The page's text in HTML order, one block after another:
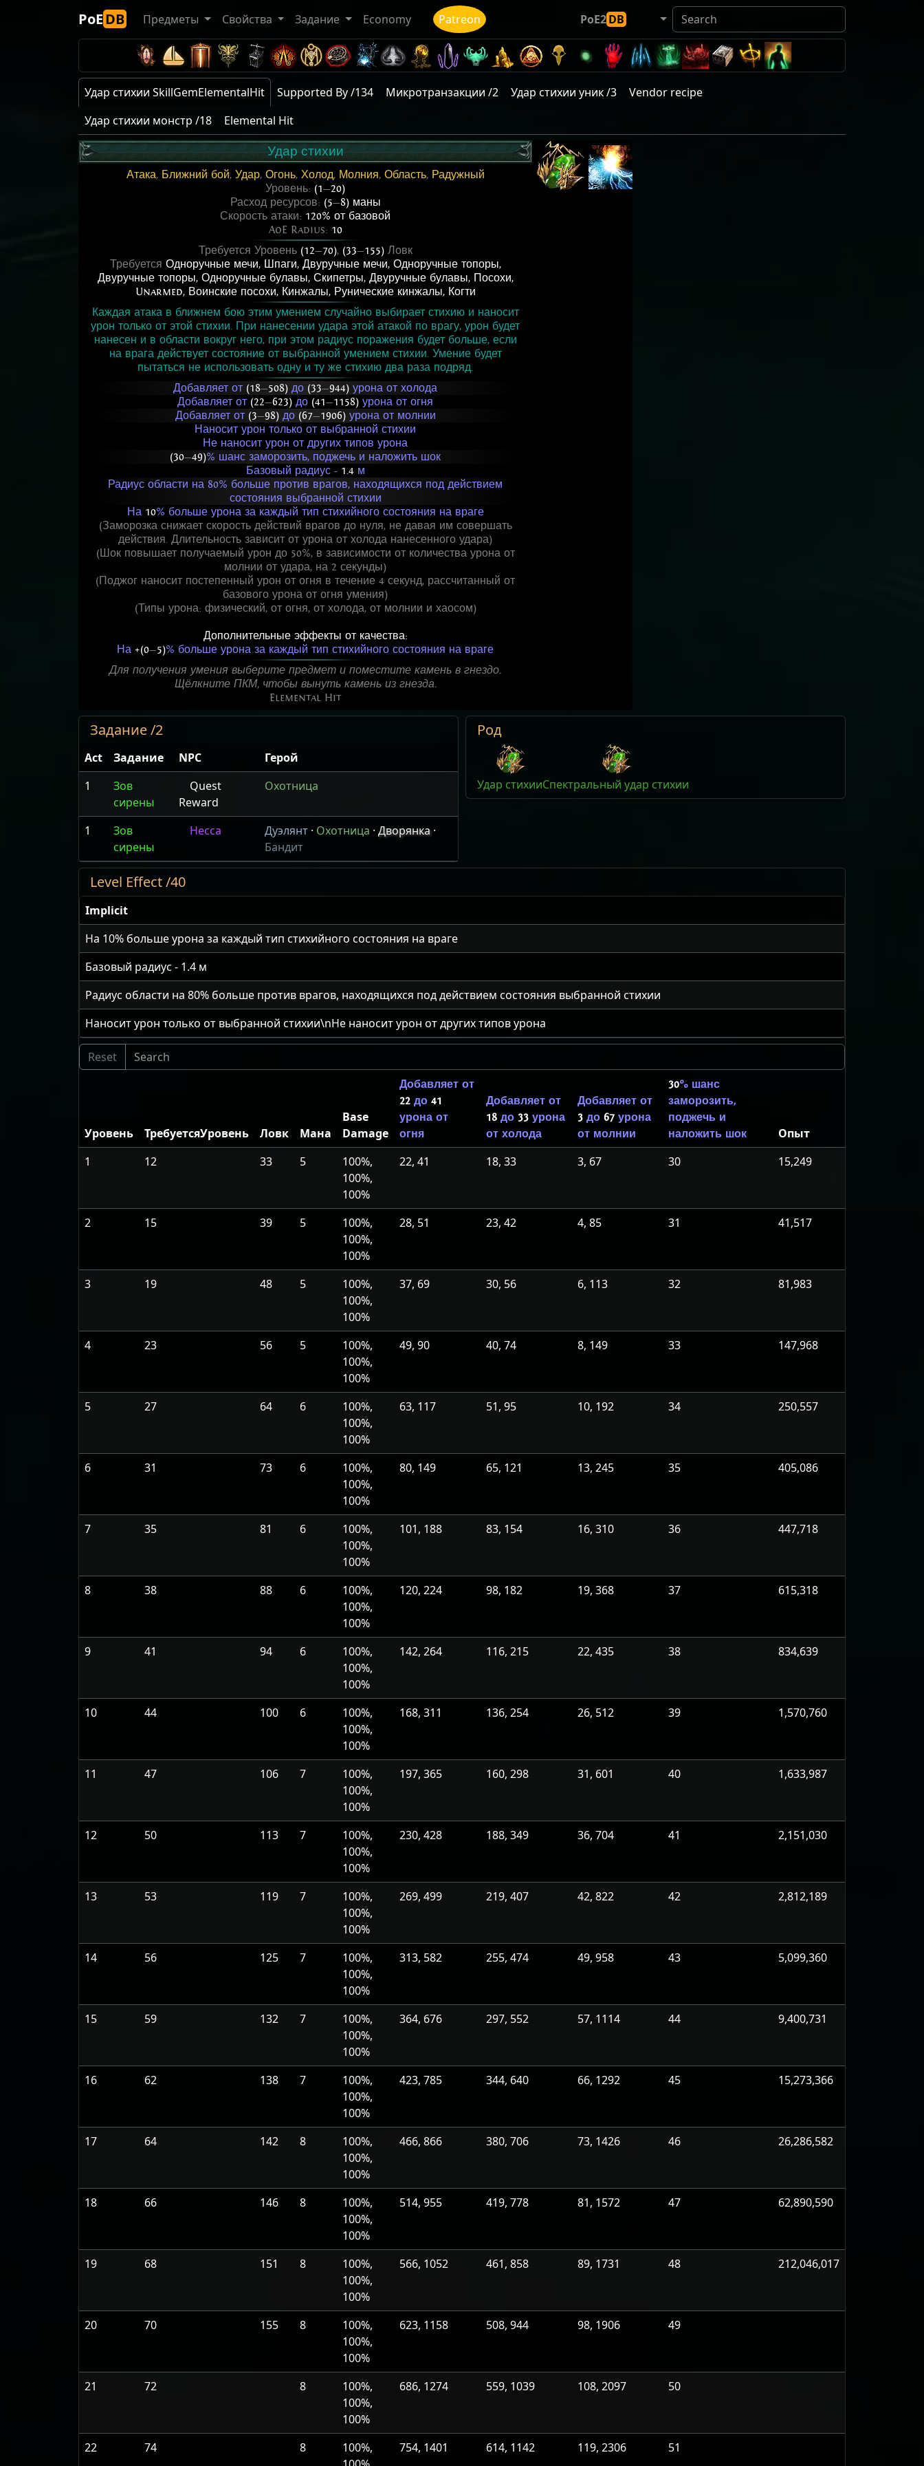
PoEDB Предметы Свойства Задание Economy Patreon PoE2DB
Удар стихии SkillGemElementalHit Supported By /134 Микротранзакции /2 Удар стихии уник /3
Vendor recipe
Удар стихии монстр /18
Elemental Hit
Удар стихии
Атака, Ближний бой, Удар, Огонь, Холод, Молния, Область, Радужный
Уровень: (1—20)
Расход ресурсов: (5—8) маны
Скорость атаки: 120% от базовой
AoE Radius: 10
Требуется Уровень (12—70), (33—155)Ловк
Требуется Одноручные мечи, Шпаги, Двуручные мечи, Одноручные топоры,
Двуручные топоры, Одноручные булавы, Скипетры, Двуручные булавы, Посохи,
Unarmed, Воинские посохи, Кинжалы, Рунические кинжалы, Когти
Каждая атака в ближнем бою этим умением случайно выбирает стихию и наносит
урон только от этой стихии. При нанесении удара этой атакой по врагу, урон будет
нанесен и в области вокруг него, при этом радиус поражения будет больше, если
на врага действует состояние от выбранной умением стихии. Умение будет
пытаться не использовать одну и ту же стихию два раза подряд.
Добавляет от (18—508) до (33—944) урона от холода
Добавляет от (22—623) до (41—1158) урона от огня
Добавляет от (3—98)до (67—1906)урона от молнии
Наносит урон только от выбранной стихии
Не наносит урон от других типов урона
(30—49)% шанс заморозить, поджечь и наложить шок
Базовый радиус - 1.4м
Радиус области на 80% больше против врагов, находящихся под действием
состояния выбранной стихии
На 10% больше урона за каждый тип стихийного состояния на враге
(Заморозка снижает скорость действий врагов до нуля, не давая им совершать
действия. Длительность зависит от урона от холода нанесенного удара)
(Шок повышает получаемый урон до 50%, в зависимости от количества урона от
молнии от удара, на 2 секунды)
(Поджог наносит постепенный урон от огня в течение 4 секунд, рассчитанный от
базового урона от огня умения)
(Типы урона: физический, от огня, от холода, от молнии и хаосом)
Дополнительные эффекты от качества:
На +(0—5)% больше урона за каждый тип стихийного состояния на враге
Для получения умения выберите предмет и поместите камень в гнездо.
Щёлкните ПКМ, чтобы вынуть камень из гнезда.
Elemental Hit
Задание /2
Act Задание NPC
Герой
1
Зов
сирены
Quest
Reward
Охотница
1
Зов
сирены
Несса Дуэлянт · Охотница · Дворянка·
Бандит
Род
Удар стихииСпектральный удар стихии
Level Effect /40
Implicit
На 10% больше урона за каждый тип стихийного состояния на враге
Базовый радиус - 1.4 м
Радиус области на 80% больше против врагов, находящихся под действием состояния выбранной стихии
Наносит урон только от выбранной стихии\nНе наносит урон от других типов урона
Уровень ТребуетсяУровень Ловк Мана
Base
Damage
Добавляет от
22 до 41
урона от
огня
Добавляет от
18 до 33 урона
от холода
Добавляет от
3 до 67 урона
от молнии
30% шанс
заморозить,
поджечь и
наложить шок
Опыт
1
12 33 5
100%,
100%,
100%
22, 41 18, 33 3, 67 30 15,249
2 15 39 5
100%,
100%,
100%
28, 51 23, 42 4, 85 31 41,517
3 19 48 5
100%,
100%,
100%
37, 69 30, 56 6, 113 32 81,983
4 23 56 5
100%,
100%,
100%
49, 90 40, 74 8, 149 33 147,968
5 27 64 6
100%,
100%,
100%
63, 117 51, 95 10, 192 34 250,557
6 31 73 6
100%,
100%,
100%
80, 149 65, 121 13, 245 35 405,086
7 35 81 6
100%,
100%,
100%
101, 188 83, 154 16, 310 36 447,718
8 38 88 6
100%,
100%,
100%
120, 224 98, 182 19, 368 37 615,318
9 41 94 6
100%,
100%,
100%
142, 264 116, 215 22, 435 38 834,639
10 44 100 6
100%,
100%,
100%
168, 311 136, 254 26, 512 39 1,570,760
11 47 106 7
100%,
100%,
100%
197, 365 160, 298 31, 601 40 1,633,987
12 50 113 7
100%,
100%,
100%
230, 428 188, 349 36, 704 41 2,151,030
13 53 119 7
100%,
100%,
100%
269, 499 219, 407 42, 822 42 2,812,189
14 56 125 7
100%,
100%,
100%
313, 582 255, 474 49, 958 43 5,099,360
15 59 132 7
100%,
100%,
100%
364, 676 297, 552 57, 1114 44 9,400,731
16 62 138 7
100%,
100%,
100%
423, 785 344, 640 66, 1292 45 15,273,366
17 64 142 8
100%,
100%,
100%
466, 866 380, 706 73, 1426 46 26,286,582
18 66 146 8
100%,
100%,
100%
514, 955 419, 778 81, 1572 47 62,890,590
19 68 151 8
100%,
100%,
100%
566, 1052 461, 858 89, 1731 48 212,046,017
20 70 155 8
100%,
100%,
100%
623, 1158 508, 944 98, 1906 49
21 72 8
100%,
100%,
100%
686, 1274 559, 1039 108, 2097 50
22 74 8
100%,
754, 1401 614, 1142 119, 2306 51